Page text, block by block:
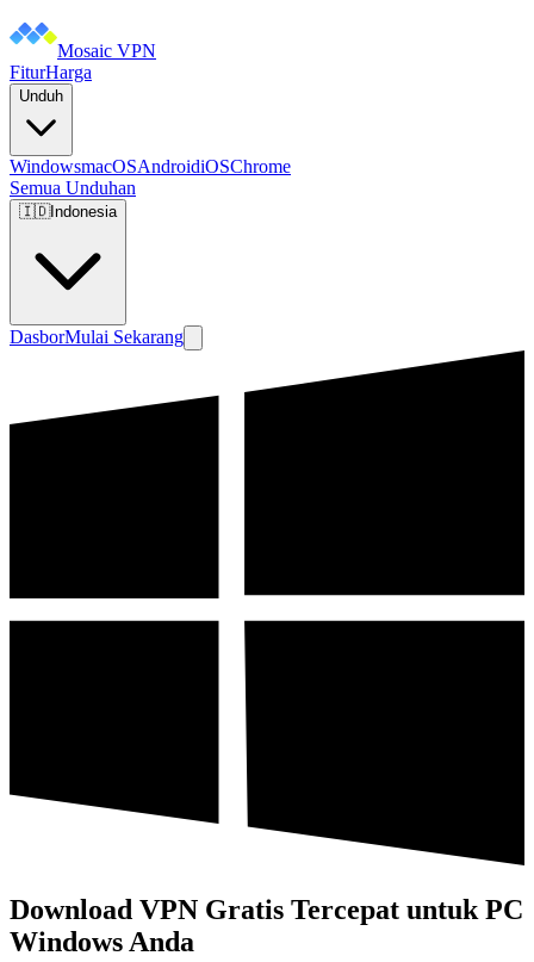
Mosaic VPN
FiturHarga
Unduh
WindowsmacOSAndroidiOSChrome
Semua Unduhan
🇮🇩Indonesia
DasborMulai Sekarang
Download VPN Gratis Tercepat untuk PC
Windows Anda